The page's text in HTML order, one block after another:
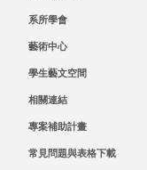
系所學會
藝術中心
學生藝文空間
相關連結
專案補助計畫
常見問題與表格下載